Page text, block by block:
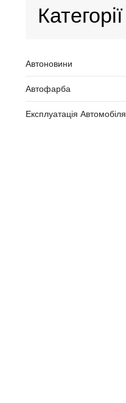
Категорії
Автоновини
Автофарба
Експлуатація Автомобіля